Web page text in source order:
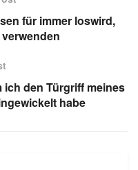
für immer loswird,
ich den Türgriff meines
habe